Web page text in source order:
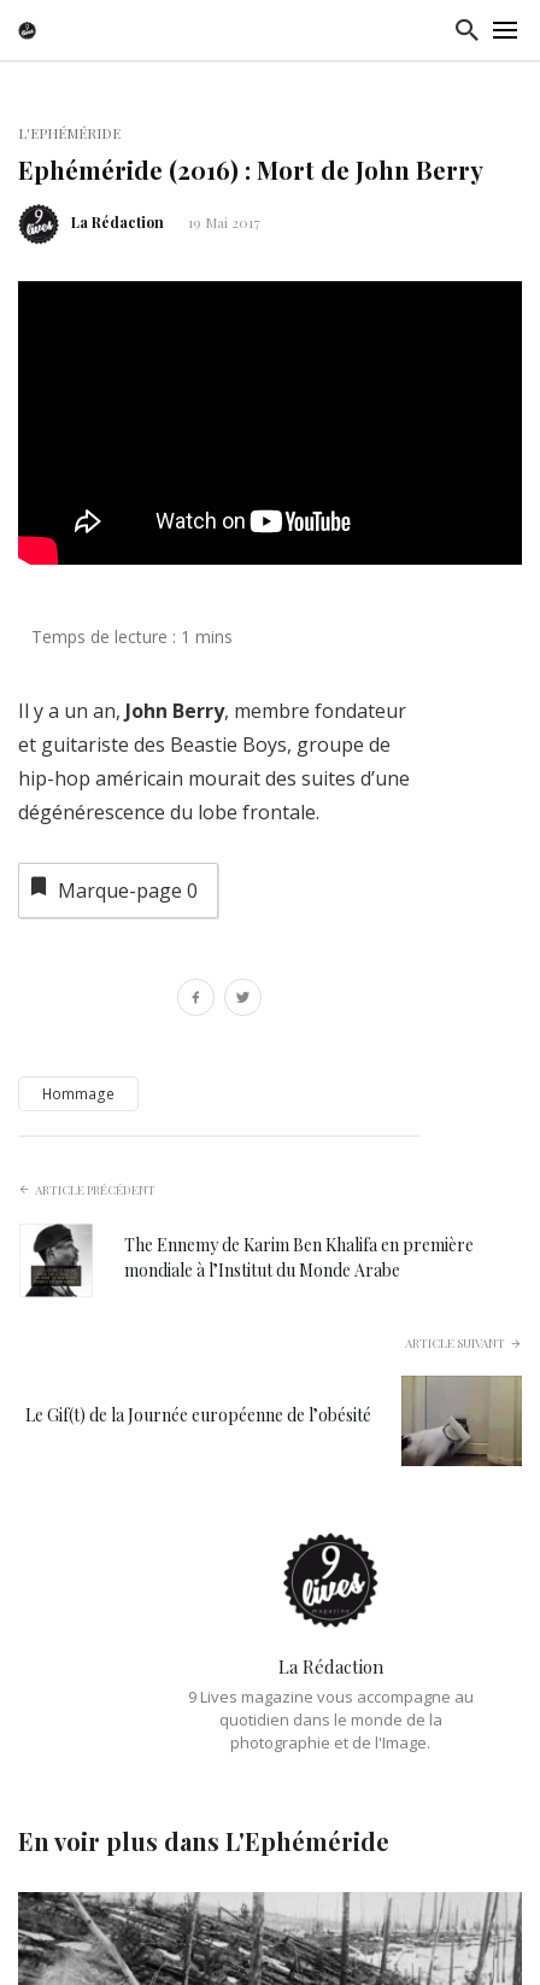
L'EPHÉMÉRIDE
Ephéméride (2016) : Mort de John Berry
La Rédaction 19 Mai 2017
Il y a un an, John Berry, membre fondateur
et guitariste des Beastie Boys, groupe de
hip-hop américain mourait des suites d’une
dégénérescence du lobe frontale.
Marque-page 0
Hommage
ARTICLE PRÉCÉDENT
The Ennemy de Karim Ben Khalifa en première
mondiale à l’Institut du Monde Arabe
ARTICLE SUIVANT
Le Gif(t) de la Journée européenne de l’obésité
La Rédaction
9 Lives magazine vous accompagne au
quotidien dans le monde de la
photographie et de l'Image.
En voir plus dans L'Ephéméride